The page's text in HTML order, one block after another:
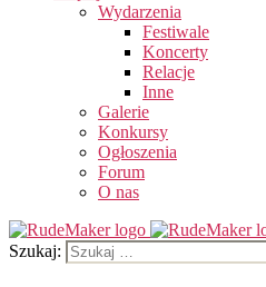
Wydarzenia
Festiwale
Koncerty
Relacje
Inne
Galerie
Konkursy
Ogłoszenia
Forum
O nas
Szukaj: